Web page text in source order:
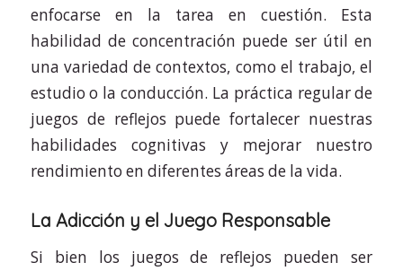
enfocarse en la tarea en cuestión. Esta
habilidad de concentración puede ser útil en
una variedad de contextos, como el trabajo, el
estudio o la conducción. La práctica regular de
juegos de reflejos puede fortalecer nuestras
habilidades cognitivas y mejorar nuestro
rendimiento en diferentes áreas de la vida.
La Adicción y el Juego Responsable
Si bien los juegos de reflejos pueden ser